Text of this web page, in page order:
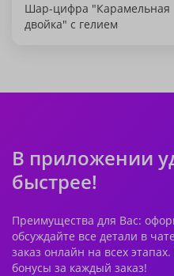
Шар-цифра "Карамельная
двойка" с гелием
В приложении
быстрее!
Преимущества для Вас:
обсуждайте все детали в
заказ онлайн на всех
бонусы за каждый заказ!